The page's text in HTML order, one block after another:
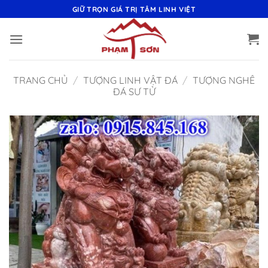
qua
nội
GIỮ TRỌN GIÁ TRỊ TÂM LINH VIỆT
TRANG CHỦ / TƯỢNG LINH VẬT ĐÁ / TƯỢNG NGHÊ
ĐÁ SƯ TỬ